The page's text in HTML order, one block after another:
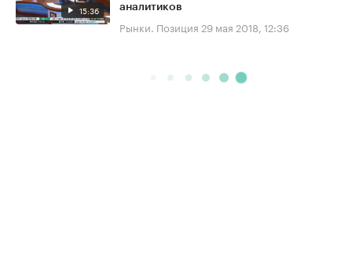
15:36
аналитиков
Рынки. Позиция 29 мая 2018, 12:36